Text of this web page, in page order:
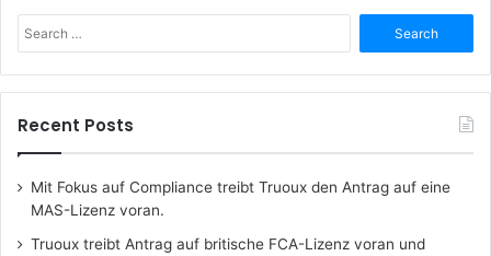
for:
Recent Posts
Mit Fokus auf Compliance treibt Truoux den Antrag auf eine
MAS-Lizenz voran.
Truoux treibt Antrag auf britische FCA-Lizenz voran und